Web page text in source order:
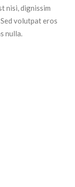
nisi, dignissim
volutpat eros
nulla.